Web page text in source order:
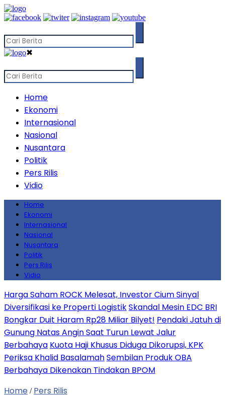
✖
Home
Ekonomi
Internasional
Nasional
Nusantara
Politik
Pers Rilis
Vidio
Home
Ekonomi
Internasional
Nasional
Nusantara
Politik
Pers Rilis
Vidio
Harga Saham ROCK Melesat, Investor Cium Sinyal
Diversifikasi ke Properti LogistikSkandal Mesin EDC BRI
Bongkar Duit Haram Rp28 Miliar Bilyet! Pendaki Jatuh di
Gunung Natas Angin Saat Turun Lewat Jalur
Berbahaya Kuota Haji Khusus Diduga Dikorupsi, KPK
Periksa Khalid BasalamahSembilan Produk OBA
Berbahaya Dikenakan Tindakan BPOM
Home / Pers Rilis